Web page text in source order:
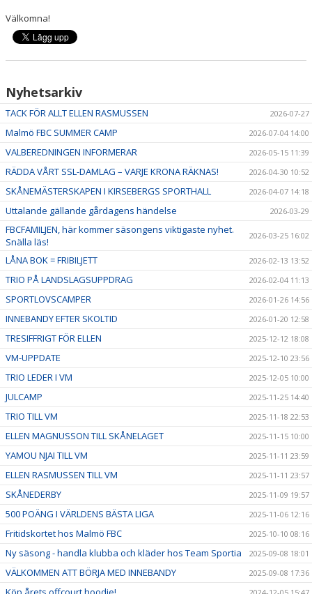
Välkomna!
Nyhetsarkiv
TACK FÖR ALLT ELLEN RASMUSSEN 2026-07-27
Malmö FBC SUMMER CAMP 2026-07-04 14:00
VALBEREDNINGEN INFORMERAR 2026-05-15 11:39
RÄDDA VÅRT SSL-DAMLAG – VARJE KRONA RÄKNAS! 2026-04-30 10:52
SKÅNEMÄSTERSKAPEN I KIRSEBERGS SPORTHALL 2026-04-07 14:18
Uttalande gällande gårdagens händelse 2026-03-29
FBCFAMILJEN, här kommer säsongens viktigaste nyhet.
Snälla läs!
2026-03-25 16:02
LÅNA BOK = FRIBILJETT 2026-02-13 13:52
TRIO PÅ LANDSLAGSUPPDRAG 2026-02-04 11:13
SPORTLOVSCAMPER 2026-01-26 14:56
INNEBANDY EFTER SKOLTID 2026-01-20 12:58
TRESIFFRIGT FÖR ELLEN 2025-12-12 18:08
VM-UPPDATE 2025-12-10 23:56
TRIO LEDER I VM 2025-12-05 10:00
JULCAMP 2025-11-25 14:40
TRIO TILL VM 2025-11-18 22:53
ELLEN MAGNUSSON TILL SKÅNELAGET 2025-11-15 10:00
YAMOU NJAI TILL VM 2025-11-11 23:59
ELLEN RASMUSSEN TILL VM 2025-11-11 23:57
SKÅNEDERBY 2025-11-09 19:57
500 POÄNG I VÄRLDENS BÄSTA LIGA 2025-11-06 12:16
Fritidskortet hos Malmö FBC 2025-10-10 08:16
Ny säsong - handla klubba och kläder hos Team Sportia 2025-09-08 18:01
VÄLKOMMEN ATT BÖRJA MED INNEBANDY 2025-09-08 17:36